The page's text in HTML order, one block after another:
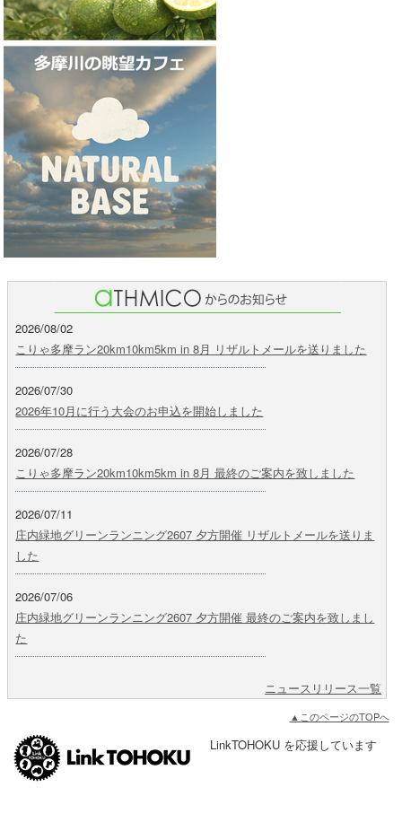
2026/08/02
こりゃ多摩ラン20km10km5km in 8月 リザルトメールを送りました
2026/07/30
2026年10月に行う大会のお申込を開始しました
2026/07/28
こりゃ多摩ラン20km10km5km in 8月 最終のご案内を致しました
2026/07/11
庄内緑地グリーンランニング2607 夕方開催 リザルトメールを送りま
した
2026/07/06
庄内緑地グリーンランニング2607 夕方開催 最終のご案内を致しまし
た
ニュースリリース一覧
▲このページのTOPへ
LinkTOHOKU を応援しています